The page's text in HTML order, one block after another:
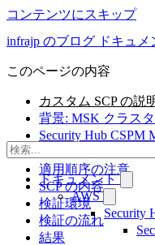
コンテンツにスキップ
infrajp のブログ ドキュメ
ドキュメント
AWS
Security
このページの内容
カスタム SCP の説
背景: MSK クラス
Security Hub CSPM
このカスタム SCP
適用順序の注意
SCP の内容
検証環境
検証の流れ
結果